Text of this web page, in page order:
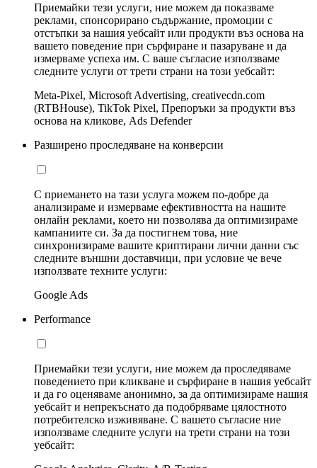
Приемайки тези услуги, ние можем да показваме
реклами, спонсорирано съдържание, промоции с
отстъпки за нашия уебсайт или продукти въз основа на
вашето поведение при сърфиране и пазаруване и да
измерваме успеха им. С ваше съгласие използваме
следните услуги от трети страни на този уебсайт:
Meta-Pixel, Microsoft Advertising, creativecdn.com
(RTBHouse), TikTok Pixel, Препоръки за продукти въз
основа на кликове, Ads Defender
Разширено проследяване на конверсии
С приемането на тази услуга можем по-добре да
анализираме и измерваме ефективността на нашите
онлайн реклами, което ни позволява да оптимизираме
кампаниите си. За да постигнем това, ние
синхронизираме вашите криптирани лични данни със
следните външни доставчици, при условие че вече
използвате техните услуги:
Google Ads
Performance
Приемайки тези услуги, ние можем да проследяваме
поведението при кликване и сърфиране в нашия уебсайт
и да го оценяваме анонимно, за да оптимизираме нашия
уебсайт и непрекъснато да подобряваме цялостното
потребителско изживяване. С вашето съгласие ние
използваме следните услуги на трети страни на този
уебсайт: